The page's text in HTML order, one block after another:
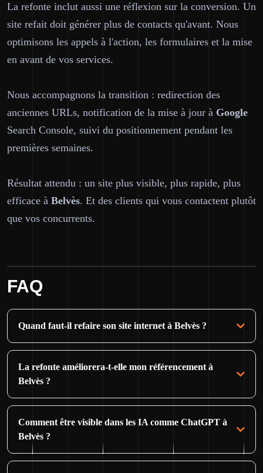
La refonte inclut aussi une réflexion sur la conversion. Un
site refait doit générer plus de contacts qu'avant. Nous
optimisons les appels à l'action, les formulaires et la mise
en avant de vos services.
Nous accompagnons la transition : redirection des
anciennes URLs, notification de la mise à jour à Google
Search Console, suivi du positionnement pendant les
premières semaines.
Résultat attendu : un site plus visible, plus rapide, plus
efficace à Belvès. Et des clients qui vous contactent plutôt
que vos concurrents.
FAQ
Quand faut-il refaire son site internet à Belvès ?
La refonte améliorera-t-elle mon référencement à
Belvès ?
Comment être visible dans les IA comme ChatGPT à
Belvès ?